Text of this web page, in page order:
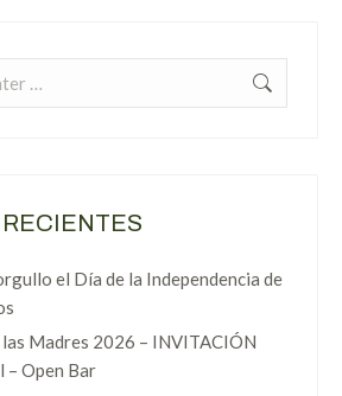
el Día de la Independencia de
Madres 2026 – INVITACIÓN
– Open Bar